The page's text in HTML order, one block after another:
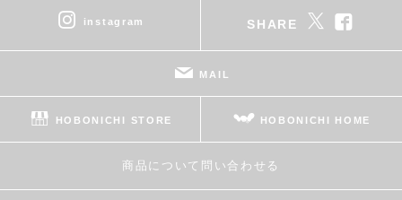
instagram SHARE
MAIL
HOBONICHI STORE HOBONICHI HOME
商品について問い合わせる